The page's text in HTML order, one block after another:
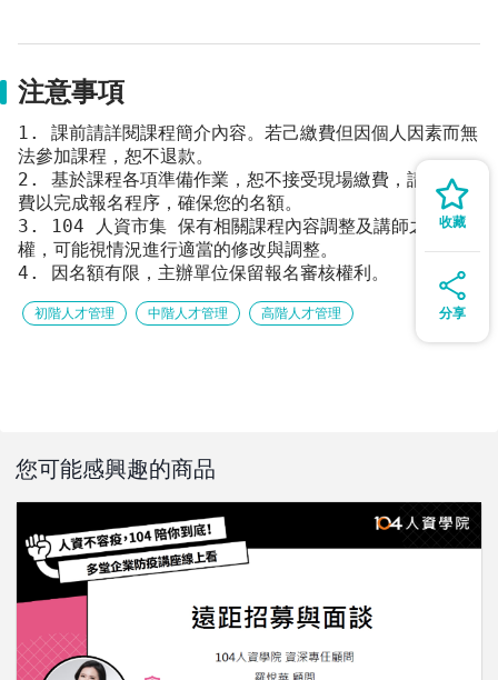
收藏
分享
注意事項
1. 課前請詳閱課程簡介內容。若己繳費但因個人因素而無
法參加課程，恕不退款。
2. 基於課程各項準備作業，恕不接受現場繳費，請先行繳
費以完成報名程序，確保您的名額。
3. 104 人資市集 保有相關課程內容調整及講師之變動
權，可能視情況進行適當的修改與調整。
4. 因名額有限，主辦單位保留報名審核權利。
初階人才管理 中階人才管理 高階人才管理
您可能感興趣的商品